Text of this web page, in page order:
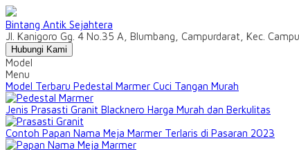
Bintang Antik Sejahtera
Jl. Kanigoro Gg. 4 No.35 A, Blumbang, Campurdarat, Kec.
Hubungi Kami
Model
Menu
Model Terbaru Pedestal Marmer Cuci Tangan Murah
Jenis Prasasti Granit Blacknero Harga Murah dan Berkulitas
Contoh Papan Nama Meja Marmer Terlaris di Pasaran 2023